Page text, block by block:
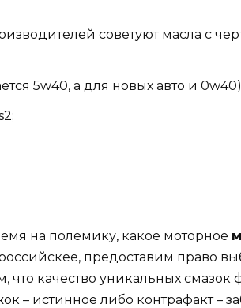
советуют масла с
5w40, а для новых авто и
на полемику, какое моторное
предоставим право
что качество уникальных
– истинное либо контрафакт –